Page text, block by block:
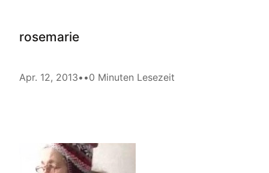
rosemarie
Apr. 12, 2013• •0 Minuten Lesezeit